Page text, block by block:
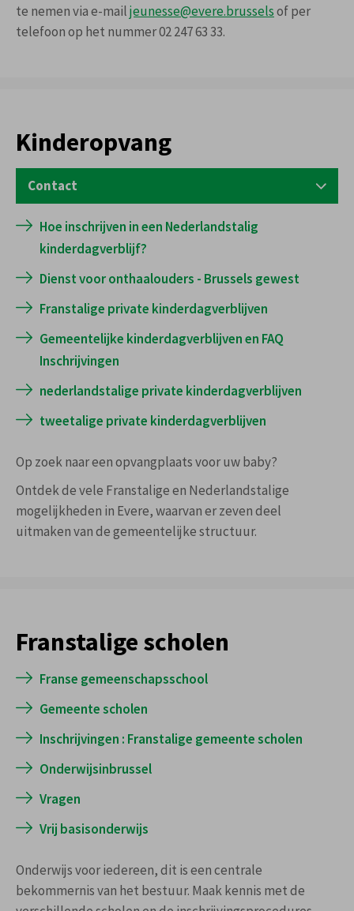
te nemen via e-mailjeunesse@evere.brusselsof per
telefoon op het nummer 02 247 63 33.
Kinderopvang
Contact
KINDEROPVANG (FRANSTALIG)
S. Hoedemaekerssquare 10
Tel:0498 58 86 45
dinsdagavond, van 16u tot 19u30
Hoe inschrijven in een Nederlandstalig
kinderdagverblijf?
Dienst voor onthaalouders - Brussels gewest
Franstalige private kinderdagverblijven
Gemeentelijke kinderdagverblijven en FAQ
Inschrijvingen
nederlandstalige private kinderdagverblijven
tweetalige private kinderdagverblijven
Op zoek naar een opvangplaats voor uw baby?
Ontdek de vele Franstalige en Nederlandstalige
mogelijkheden in Evere, waarvan er zeven deel
uitmaken van de gemeentelijke structuur.
Franstalige scholen
Franse gemeenschapsschool
Gemeente scholen
Inschrijvingen : Franstalige gemeente scholen
Onderwijsinbrussel
Vragen
Vrij basisonderwijs
Onderwijs voor iedereen, dit is een centrale
bekommernis van het bestuur. Maak kennis met de